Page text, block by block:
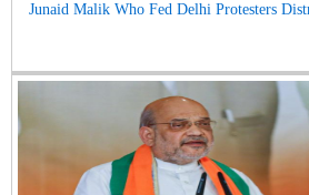
Junaid Malik Who Fed Delhi Protesters